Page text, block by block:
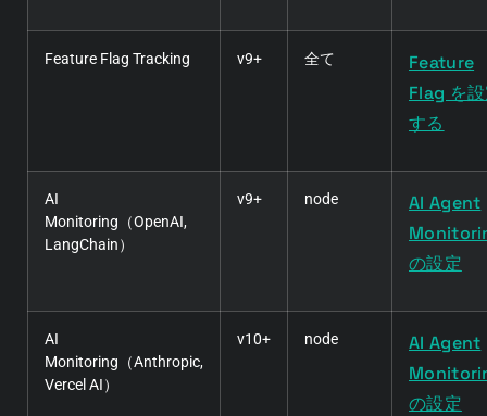
Feature Flag Tracking v9+ 全て
Feature
Flag を
する
AI
Monitoring（OpenAI,
LangChain）
v9+ node
AI Agent
の設定
AI
Monitoring（Anthropic,
Vercel AI）
v10+ node
AI Agent
の設定